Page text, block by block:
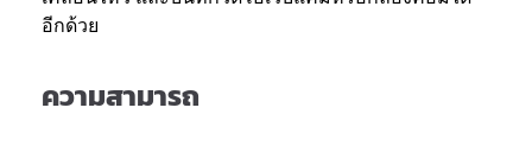
อีกด้วย
ความสามารถ